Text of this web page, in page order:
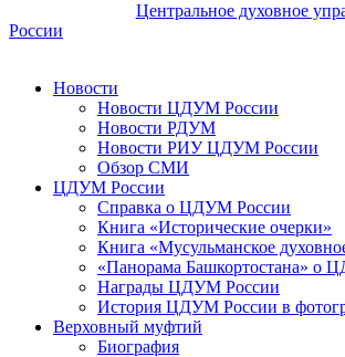
Центральное духовное
России
Новости
Новости ЦДУМ России
Новости РДУМ
Новости РИУ ЦДУМ России
Обзор СМИ
ЦДУМ России
Справка о ЦДУМ России
Книга «Исторические очерки»
Книга «Мусульманское
«Панорама Башкортостана» о
Награды ЦДУМ России
История ЦДУМ России в
Верховный муфтий
Биография